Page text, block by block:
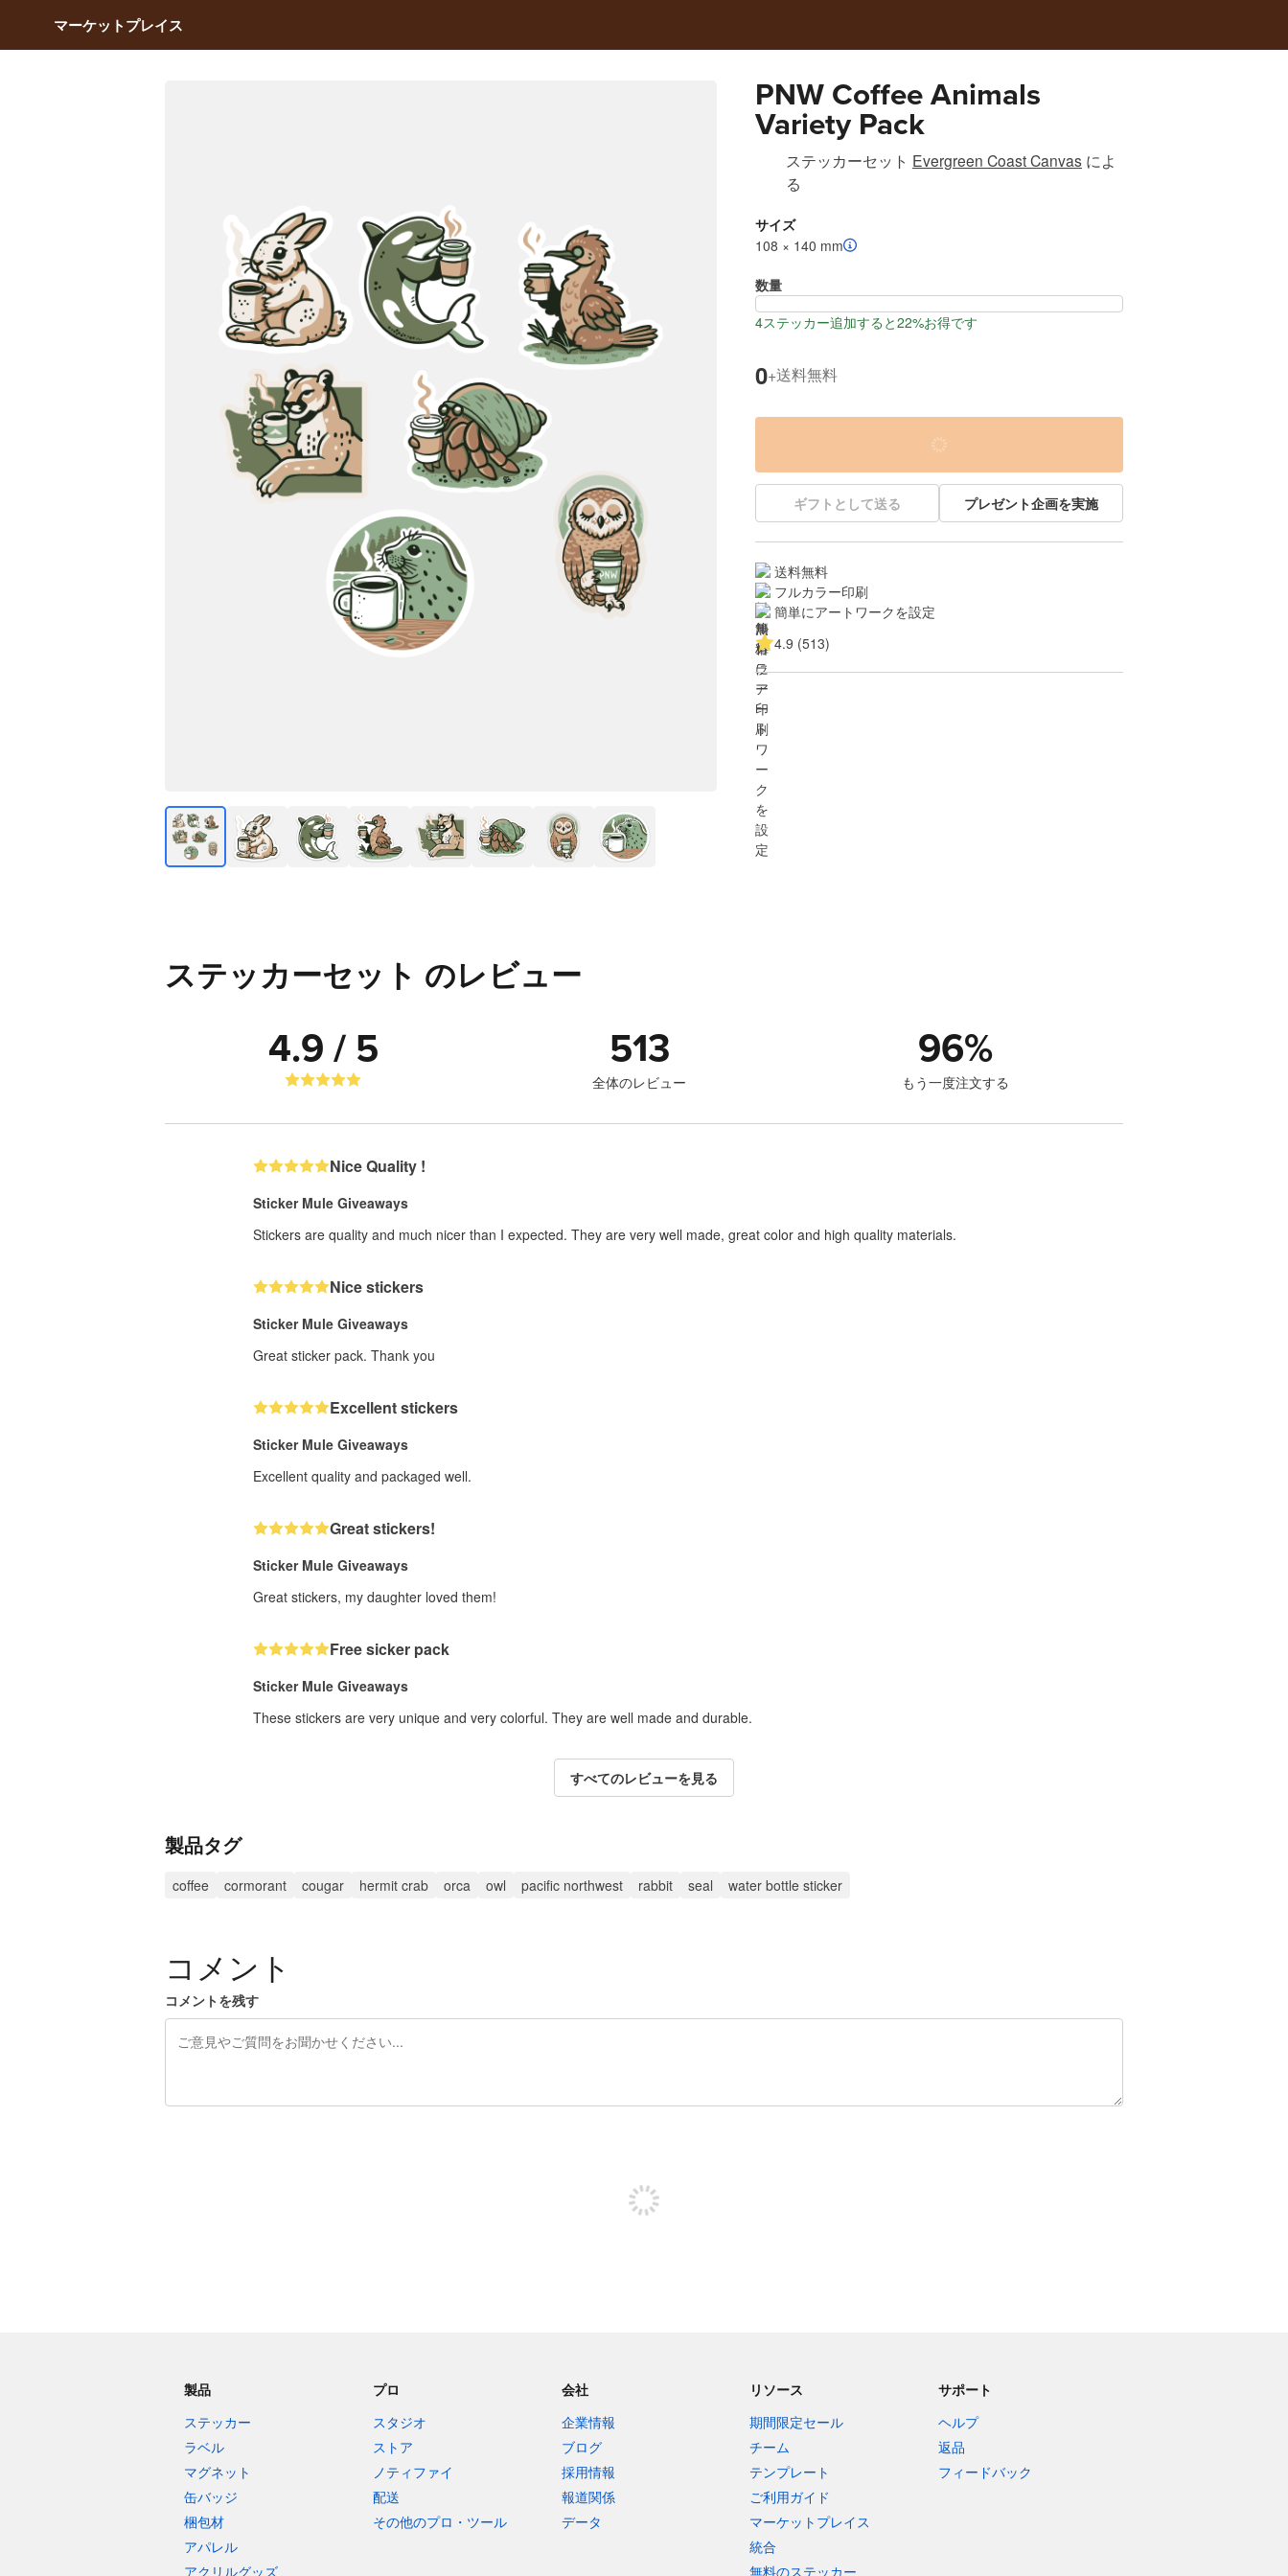
マーケットプレイス
PNW Coffee Animals
Variety Pack
ステッカーセット Evergreen Coast Canvas によ
る
サイズ
108 × 140 mm
数量
4ステッカー追加すると22%お得です
0+送料無料
ギフトとして送る プレゼント企画を実施
送料無料
フルカラー印刷
簡単にアートワークを設定
4.9 (513)
ステッカーセット のレビュー
4.9 / 5 513
全体のレビュー
96%
もう一度注文する
Nice Quality !
Sticker Mule Giveaways
Stickers are quality and much nicer than I expected. They are very well made, great color and high quality materials.
Nice stickers
Sticker Mule Giveaways
Great sticker pack. Thank you
Excellent stickers
Sticker Mule Giveaways
Excellent quality and packaged well.
Great stickers!
Sticker Mule Giveaways
Great stickers, my daughter loved them!
Free sicker pack
Sticker Mule Giveaways
These stickers are very unique and very colorful. They are well made and durable.
すべてのレビューを見る
製品タグ
coffee cormorant cougar hermit crab orca owl pacific northwest rabbit seal water bottle sticker
コメント
コメントを残す
製品
ステッカー
ラベル
マグネット
缶バッジ
梱包材
アパレル
アクリルグッズ
プロ
スタジオ
ストア
ノティファイ
配送
その他のプロ・ツール
会社
企業情報
ブログ
採用情報
報道関係
データ
リソース
期間限定セール
チーム
テンプレート
ご利用ガイド
マーケットプレイス
統合
無料のステッカー
サポート
ヘルプ
返品
フィードバック